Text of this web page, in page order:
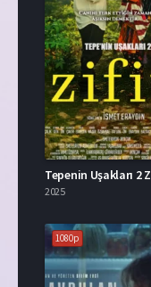
2025
1080p